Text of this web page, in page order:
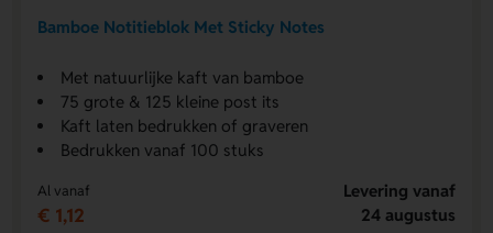
Bamboe Notitieblok Met Sticky Notes
Met natuurlijke kaft van bamboe
75 grote & 125 kleine post its
Kaft laten bedrukken of graveren
Bedrukken vanaf 100 stuks
Al vanaf
€ 1,12
Levering vanaf
24 augustus